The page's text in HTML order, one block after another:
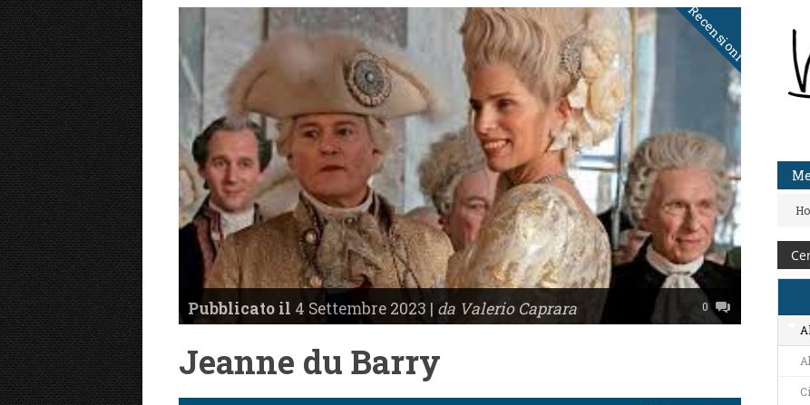
Recensioni
Pubblicato il 4 Settembre 2023 | da Valerio Caprara 0
Jeanne du Barry